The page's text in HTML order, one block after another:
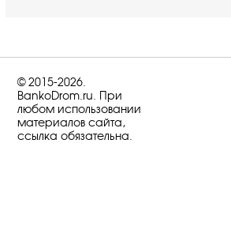
© 2015-2026.
BankoDrom.ru. При
любом использовании
материалов сайта,
ссылка обязательна.